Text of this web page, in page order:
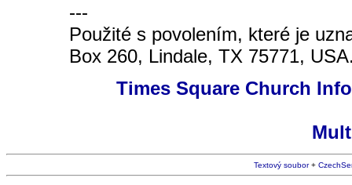
---
Použité s povolením, které je
Box 260, Lindale, TX 75771,
Times Square Church
Textový soubor+